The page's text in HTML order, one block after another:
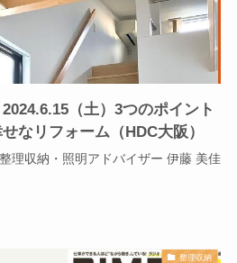
（土）3つのポイント
なリフォーム（HDC大阪）
理収納・照明アドバイザー 伊藤 美佳
整理収納